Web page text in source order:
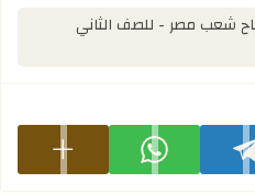
شعب مصر - للصف الثاني
شارك على telegram شارك على whatsapp عرض